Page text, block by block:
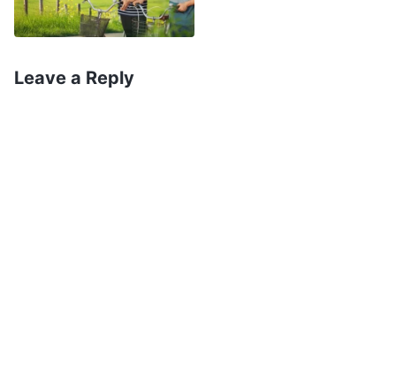
នេះជានិស្ស័យរបស់ពួកទទឹងនឹងព្រះគ្រីស្ទ
(ដកស្រង់ពី «ចំណុចទីដប់ (ផ្នែកទីពីរ)» នៃសៀវភៅ
នឹងព្រះគ្រីស្ទ)
Leave a Reply